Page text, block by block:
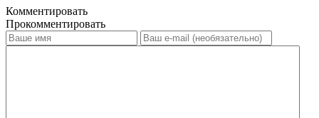
Комментировать
Прокомментировать